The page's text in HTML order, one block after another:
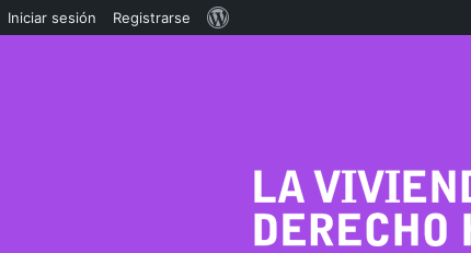
Iniciar sesión Registrarse